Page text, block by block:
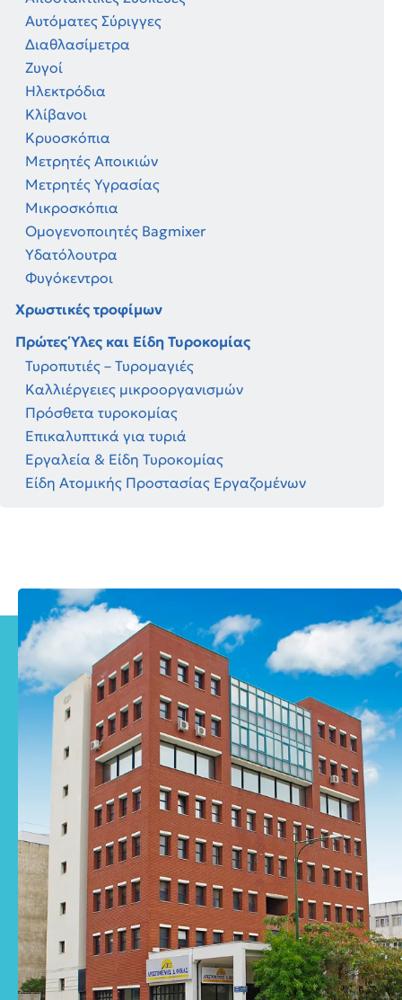
Αυτόματες Σύριγγες
Διαθλασίμετρα
Ζυγοί
Ηλεκτρόδια
Κλίβανοι
Κρυοσκόπια
Μετρητές Αποικιών
Μετρητές Υγρασίας
Μικροσκόπια
Ομογενοποιητές Bagmixer
Υδατόλουτρα
Φυγόκεντροι
Χρωστικές τροφίμων
Πρώτες Ύλες και Είδη Τυροκομίας
Τυροπυτιές – Τυρομαγιές
Καλλιέργειες μικροοργανισμών
Πρόσθετα τυροκομίας
Επικαλυπτικά για τυριά
Εργαλεία & Είδη Τυροκομίας
Είδη Ατομικής Προστασίας Εργαζομένων